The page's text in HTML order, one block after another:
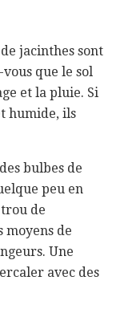
jacinthes sont
que le sol
et la pluie. Si
humide, ils
bulbes de
peu en
de
moyens de
Une
avec des